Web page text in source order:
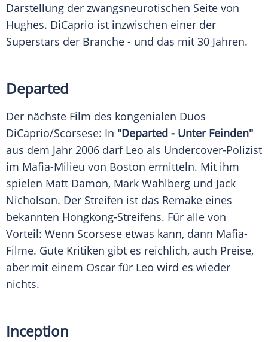
Darstellung der zwangsneurotischen Seite von
Hughes. DiCaprio ist inzwischen einer der
Superstars der Branche - und das mit 30 Jahren.
Departed
Der nächste Film des kongenialen Duos
DiCaprio/Scorsese: In "Departed - Unter Feinden"
aus dem Jahr 2006 darf Leo als Undercover-Polizist
im Mafia-Milieu von Boston ermitteln. Mit ihm
spielen Matt Damon, Mark Wahlberg und Jack
Nicholson. Der Streifen ist das Remake eines
bekannten Hongkong-Streifens. Für alle von
Vorteil: Wenn Scorsese etwas kann, dann Mafia-
Filme. Gute Kritiken gibt es reichlich, auch Preise,
aber mit einem Oscar für Leo wird es wieder
nichts.
Inception